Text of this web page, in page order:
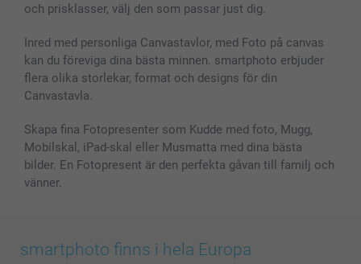
och prisklasser, välj den som passar just dig.
Inred med personliga Canvastavlor, med Foto på canvas
kan du föreviga dina bästa minnen. smartphoto erbjuder
flera olika storlekar, format och designs för din
Canvastavla.
Skapa fina Fotopresenter som Kudde med foto, Mugg,
Mobilskal, iPad-skal eller Musmatta med dina bästa
bilder. En Fotopresent är den perfekta gåvan till familj och
vänner.
smartphoto finns i hela Europa